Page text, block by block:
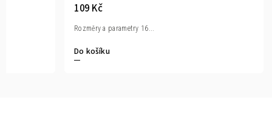
109 Kč
Do košíku
Rozměry a parametry 16...